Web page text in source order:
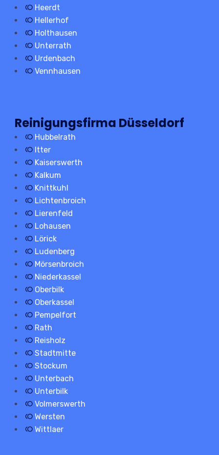
Heerdt
Hellerhof
Holthausen
Unterrath
Urdenbach
Vennhausen
Reinigungsfirma Düsseldorf
Hubbelrath
Itter
Kaiserswerth
Kalkum
Knittkuhl
Lichtenbroich
Lierenfeld
Lohausen
Lörick
Ludenberg
Mörsenbroich
Niederkassel
Oberbilk
Oberkassel
Pempelfort
Rath
Reisholz
Stadtmitte
Stockum
Unterbach
Unterbilk
Volmerswerth
Wersten
Wittlaer